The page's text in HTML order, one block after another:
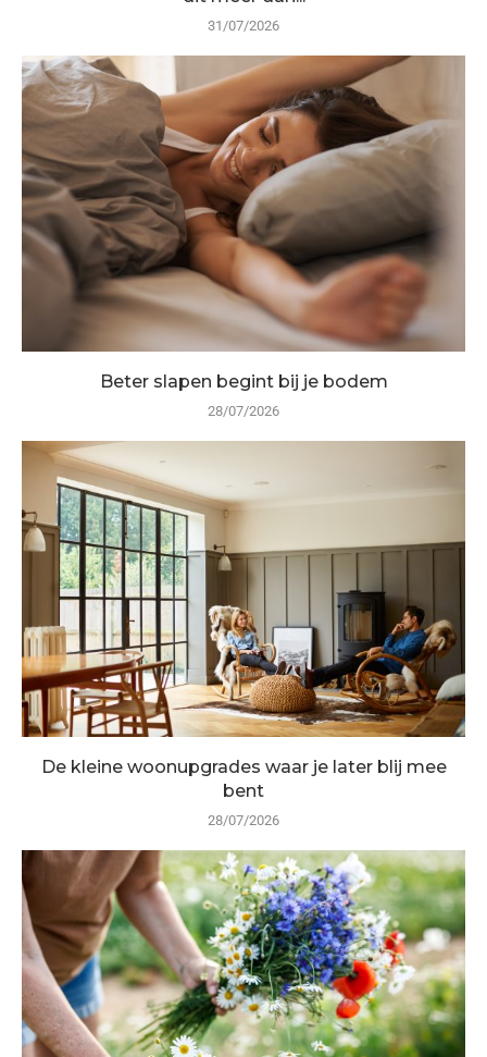
31/07/2026
Beter slapen begint bij je bodem
28/07/2026
De kleine woonupgrades waar je later blij mee
bent
28/07/2026